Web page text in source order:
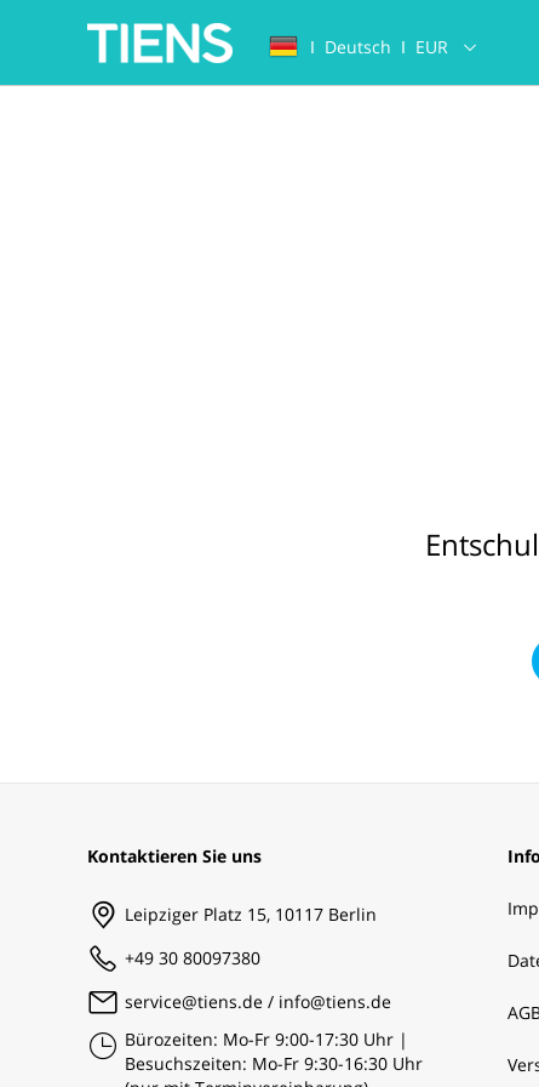
Ι Deutsch Ι EUR
Kontaktieren Sie uns
Leipziger Platz 15, 10117 Berlin
+49 30 80097380
service@tiens.de / info@tiens.de
Bürozeiten: Mo-Fr 9:00-17:30 Uhr |
Besuchszeiten: Mo-Fr 9:30-16:30 Uhr